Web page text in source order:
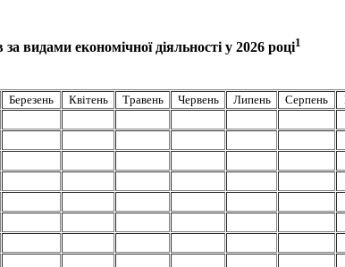
видами економічної діяльності у 2026 році1
Березень Квітень Травень Червень Липень Серпень